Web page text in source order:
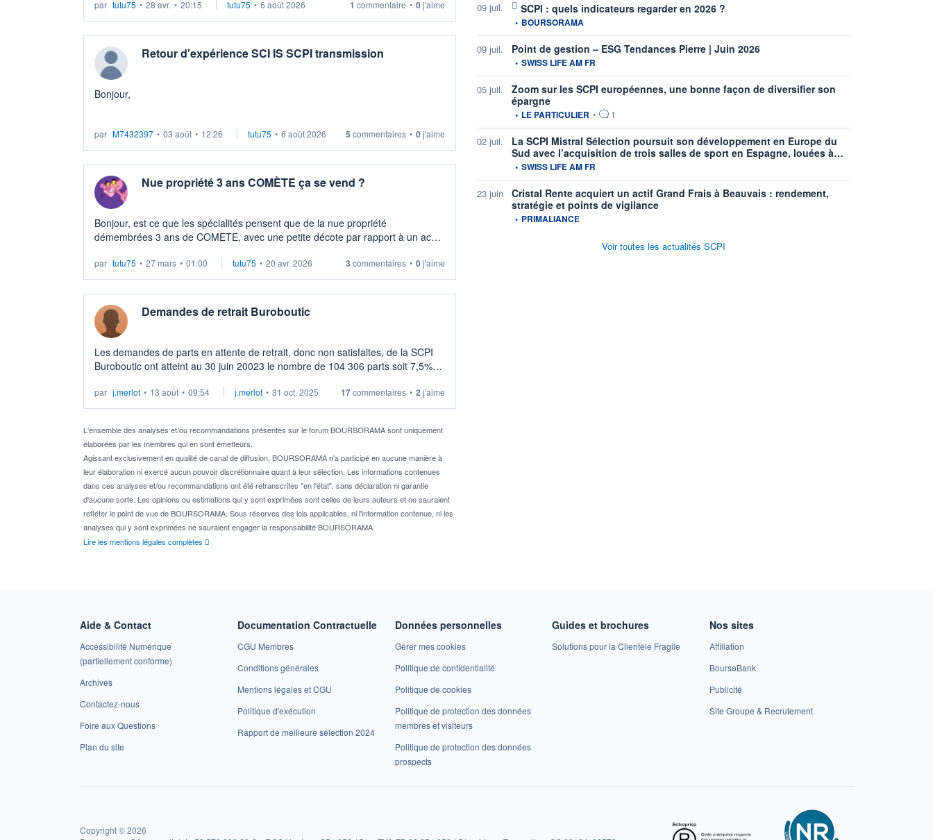
par tutu75 • 28 avr. • 20:15 tutu75 • 6 août 2026 1 commentaire • 0j'aime
Retour d'expérience SCI IS SCPI transmission
Bonjour,
transmission. Est-ce que vous avez déjà vu ce type de montage?
Bien à vous
par M7432397 • 03 août • 12:26 tutu75 • 6 août 2026 5 commentaires • 0j'aime
Nue propriété 3 ans COMÈTE ça se vend ?
Bonjour, est ce que les spécialités pensent que de la nue propriété
démembrées 3 ans de COMETE, avec une petite décote par rapport à un achat
par tutu75 • 27 mars • 01:00 tutu75 • 20 avr. 2026 3 commentaires • 0j'aime
Demandes de retrait Buroboutic
Les demandes de parts en attente de retrait, donc non satisfaites, de la SCPI
Buroboutic ont atteint au 30 juin 20023 le nombre de 104 306 parts soit 7,5%
par j.merlot • 13 août • 09:54 j.merlot • 31 oct. 2025 17commentaires • 2 j'aime
L'ensemble des analyses et/ou recommandations présentes sur le forum BOURSORAMA sont uniquement
élaborées par les membres qui en sont émetteurs.
Agissant exclusivement en qualité de canal de diffusion, BOURSORAMA n'a participé en aucune manière à
leur élaboration ni exercé aucun pouvoir discrétionnaire quant à leur sélection. Les informations contenues
dans ces analyses et/ou recommandations ont été retranscrites "en l'état", sans déclaration ni garantie
d'aucune sorte. Les opinions ou estimations qui y sont exprimées sont celles de leurs auteurs et ne sauraient
refléter le point de vue de BOURSORAMA. Sous réserves des lois applicables, ni l'information contenue, ni les
analyses qui y sont exprimées ne sauraient engager la responsabilité BOURSORAMA.
Lire les mentions légales complètes
09 juil. SCPI : quels indicateurs regarder en 2026 ?
information fournie par
• BOURSORAMA
09 juil. Point de gestion – ESG Tendances Pierre | Juin 2026
information fournie par
• SWISS LIFE AM FR
05 juil.
Zoom sur les SCPI européennes, une bonne façon de diversifier son
épargne
information fournie par
• LE PARTICULIER • 1
02 juil.
La SCPI Mistral Sélection poursuit son développement en Europe du
Sud avec l’acquisition de trois salles de sport en Espagne, louées à…
information fournie par
• SWISS LIFE AM FR
23 juin
Cristal Rente acquiert un actif Grand Frais à Beauvais : rendement,
stratégie et points de vigilance
information fournie par
• PRIMALIANCE
Voir toutes les actualités SCPI
Aide & Contact
Accessibilité Numérique
(partiellement conforme)
Archives
Contactez-nous
Foire aux Questions
Plan du site
Documentation Contractuelle
CGU Membres
Conditions générales
Mentions légales et CGU
Politique d'exécution
Rapport de meilleure sélection 2024
Données personnelles
Gérer mes cookies
Politique de confidentialité
Politique de cookies
Politique de protection des données
membres et visiteurs
Politique de protection des données
prospects
Guides et brochures
Solutions pour la Clientèle Fragile
Nos sites
Affiliation
BoursoBank
Publicité
Site Groupe & Recrutement
Copyright © 2026